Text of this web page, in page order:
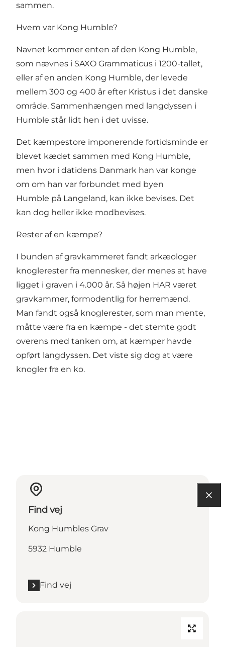
sammen.
Hvem var Kong Humble?
Navnet kommer enten af den Kong Humble,
som nævnes i SAXO Grammaticus i 1200-tallet,
eller af en anden Kong Humble, der levede
mellem 300 og 400 år efter Kristus i det danske
område. Sammenhængen med langdyssen i
Humble står lidt hen i det uvisse.
Det kæmpestore imponerende fortidsminde er
blevet kædet sammen med Kong Humble,
men hvor i datidens Danmark han var konge
om om han var forbundet med byen
Humble på Langeland, kan ikke bevises. Det
kan dog heller ikke modbevises.
Rester af en kæmpe?
I bunden af gravkammeret fandt arkæologer
knoglerester fra mennesker, der menes at have
ligget i graven i 4.000 år. Så højen HAR været
gravkammer, formodentlig for herremænd.
Man fandt også knoglerester, som man mente,
måtte være fra en kæmpe - det stemte godt
overens med tanken om, at kæmper havde
opført langdyssen. Det viste sig dog at være
knogler fra en ko.
Find vej
Kong Humbles Grav
5932 Humble
Find vej